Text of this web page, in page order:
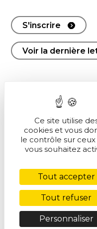
S'inscrire
Voir la dernière
Ce site utilise
cookies et vous
le contrôle sur
vous souhaitez
Tout accepter
Tout refuser
Personnaliser